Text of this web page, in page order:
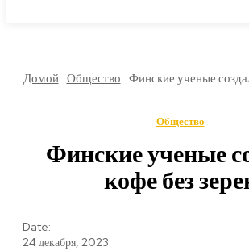
Домой Общество Финские ученые
Общество
Финские ученые
кофе без
Date:
24 декабря, 2023